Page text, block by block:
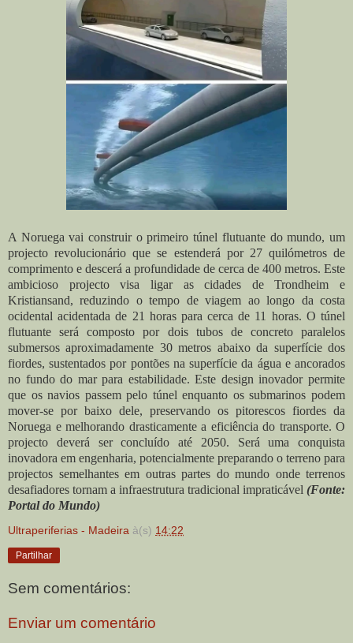
A Noruega vai construir o primeiro túnel flutuante do mundo, um
projecto revolucionário que se estenderá por 27 quilómetros de
comprimento e descerá a profundidade de cerca de 400 metros. Este
ambicioso projecto visa ligar as cidades de Trondheim e
Kristiansand, reduzindo o tempo de viagem ao longo da costa
ocidental acidentada de 21 horas para cerca de 11 horas. O túnel
flutuante será composto por dois tubos de concreto paralelos
submersos aproximadamente 30 metros abaixo da superfície dos
fiordes, sustentados por pontões na superfície da água e ancorados
no fundo do mar para estabilidade. Este design inovador permite
que os navios passem pelo túnel enquanto os submarinos podem
mover-se por baixo dele, preservando os pitorescos fiordes da
Noruega e melhorando drasticamente a eficiência do transporte. O
projecto deverá ser concluído até 2050. Será uma conquista
inovadora em engenharia, potencialmente preparando o terreno para
projectos semelhantes em outras partes do mundo onde terrenos
desafiadores tornam a infraestrutura tradicional impraticável (Fonte:
Portal do Mundo)
Ultraperiferias - Madeira à(s) 14:22
Partilhar
Sem comentários:
Enviar um comentário